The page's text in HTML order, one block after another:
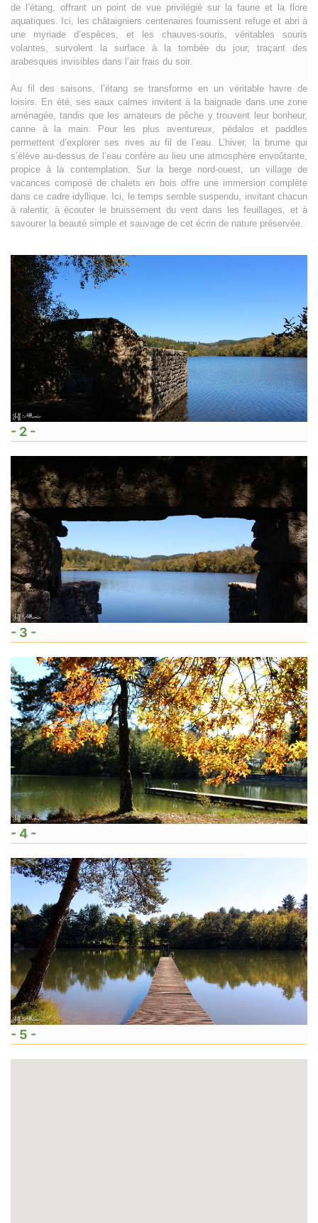
de l’étang, offrant un point de vue privilégié sur la faune et la flore
aquatiques. Ici, les châtaigniers centenaires fournissent refuge et abri à
une myriade d’espèces, et les chauves-souris, véritables souris
volantes, survolent la surface à la tombée du jour, traçant des
arabesques invisibles dans l’air frais du soir.
Au fil des saisons, l’étang se transforme en un véritable havre de
loisirs. En été, ses eaux calmes invitent à la baignade dans une zone
aménagée, tandis que les amateurs de pêche y trouvent leur bonheur,
canne à la main. Pour les plus aventureux, pédalos et paddles
permettent d’explorer ses rives au fil de l’eau. L’hiver, la brume qui
s’élève au-dessus de l’eau confère au lieu une atmosphère envoûtante,
propice à la contemplation. Sur la berge nord-ouest, un village de
vacances composé de chalets en bois offre une immersion complète
dans ce cadre idyllique. Ici, le temps semble suspendu, invitant chacun
à ralentir, à écouter le bruissement du vent dans les feuillages, et à
savourer la beauté simple et sauvage de cet écrin de nature préservée.
- 2 -
- 3 -
- 4 -
- 5 -